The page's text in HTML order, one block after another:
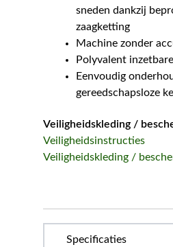
sneden dankzij
zaagketting
Machine zonder
Polyvalent
Eenvoudig
gereedschapsloze
Veiligheidskleding /
Veiligheidsinstructies
Veiligheidskleding /